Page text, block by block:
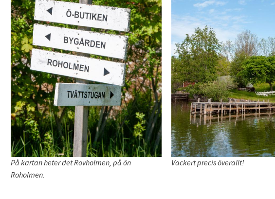
På kartan heter det Rovholmen, på ön
Roholmen.
Vackert precis överallt!